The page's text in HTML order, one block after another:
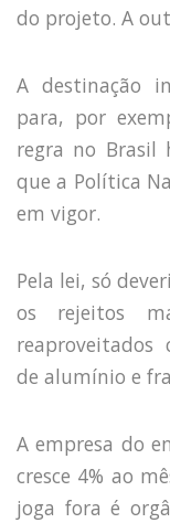
do projeto. A
A destinação
para, por
regra no Brasil
que a Política
em vigor.
Pela lei, só
os rejeitos
reaproveitados
de alumínio e
A empresa do
cresce 4% ao
joga fora é